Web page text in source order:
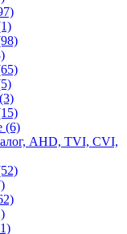
(3)
(6)
AHD, TVI, CVI,